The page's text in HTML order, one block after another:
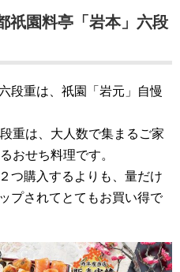
祇園料亭「岩本」六段
段重は、祇園「岩元」自慢
重は、大人数で集まるご家
おせち料理です。
つ購入するよりも、量だけ
プされてとてもお買い得で